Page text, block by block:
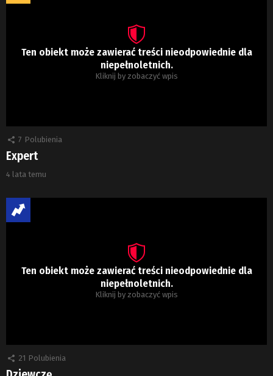
Ten obiekt może zawierać treści nieodpowiednie dla
niepełnoletnich.
Kliknij by zobaczyć wpis
7 Polubienia
Expert
4 lata temu
Ten obiekt może zawierać treści nieodpowiednie dla
niepełnoletnich.
Kliknij by zobaczyć wpis
21 Polubienia